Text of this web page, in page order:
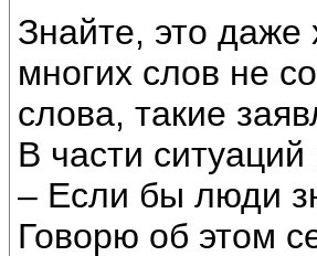
Знайте, это даже
многих слов не
слова, такие
В части
– Если бы люди
Говорю об этом